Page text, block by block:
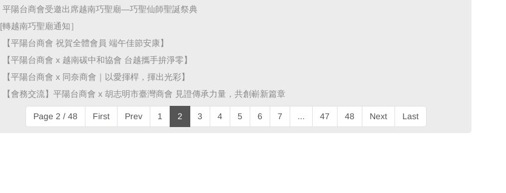
​ 平陽台商會受邀出席越南巧聖廟—巧聖仙師聖誕祭典 ​
[轉越南巧聖廟通知］
​ 【平陽台商會 祝賀全體會員 端午佳節安康】 ​
​ 【平陽台商會 x 越南碳中和協會 台越攜手拚淨零】 ​
​ 【平陽台商會 x 同奈商會｜以愛揮桿，揮出光彩】 ​
​ 【會務交流】平陽台商會 x 胡志明市臺灣商會 見證傳承力量，共創嶄新篇章 ​
Page 2 / 48 First Prev 1 2 3 4 5 6 7 ... 47 48 Next Last